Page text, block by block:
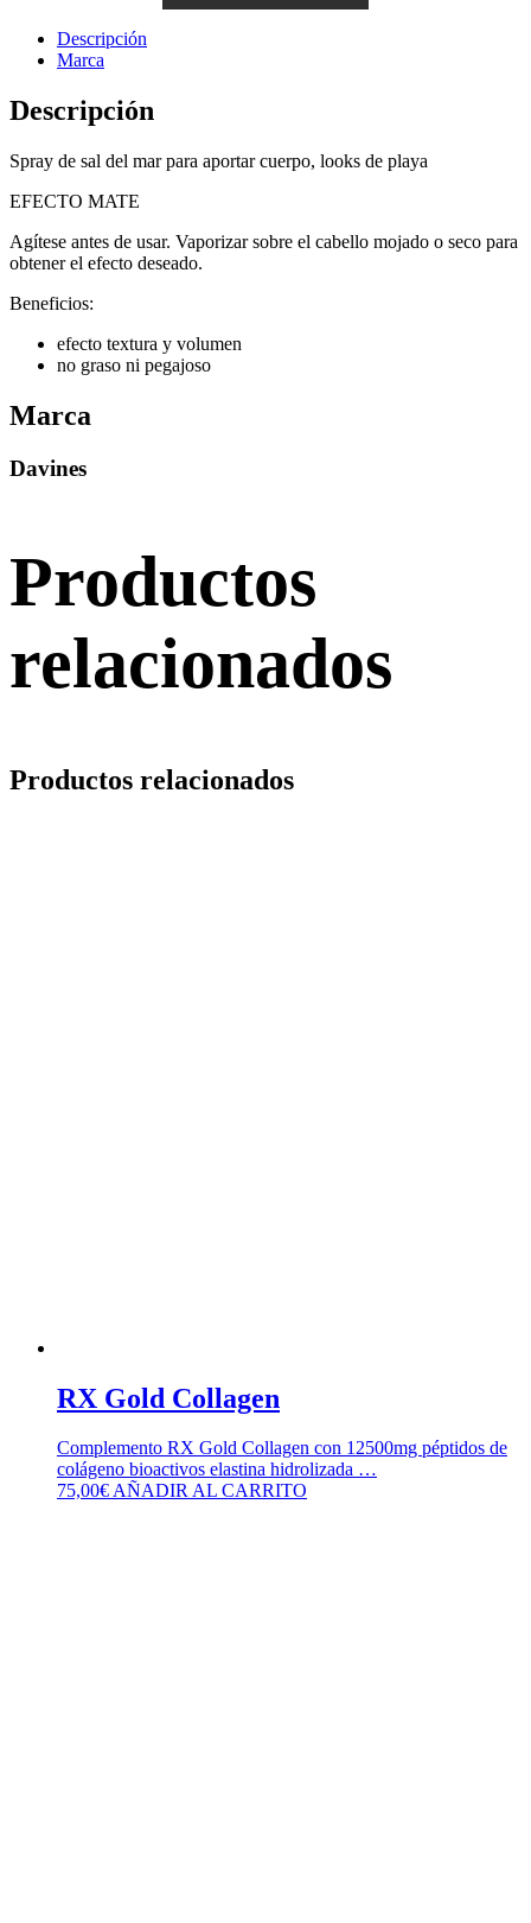
Descripción
Marca
Descripción
Spray de sal del mar para aportar cuerpo, looks de playa
EFECTO MATE
Agítese antes de usar. Vaporizar sobre el cabello mojado o seco para
obtener el efecto deseado.
Beneficios:
efecto textura y volumen
no graso ni pegajoso
Marca
Davines
Productos
relacionados
Productos relacionados
RX Gold Collagen
Complemento RX Gold Collagen con 12500mg péptidos de
colágeno bioactivos elastina hidrolizada …
75,00€AÑADIR AL CARRITO